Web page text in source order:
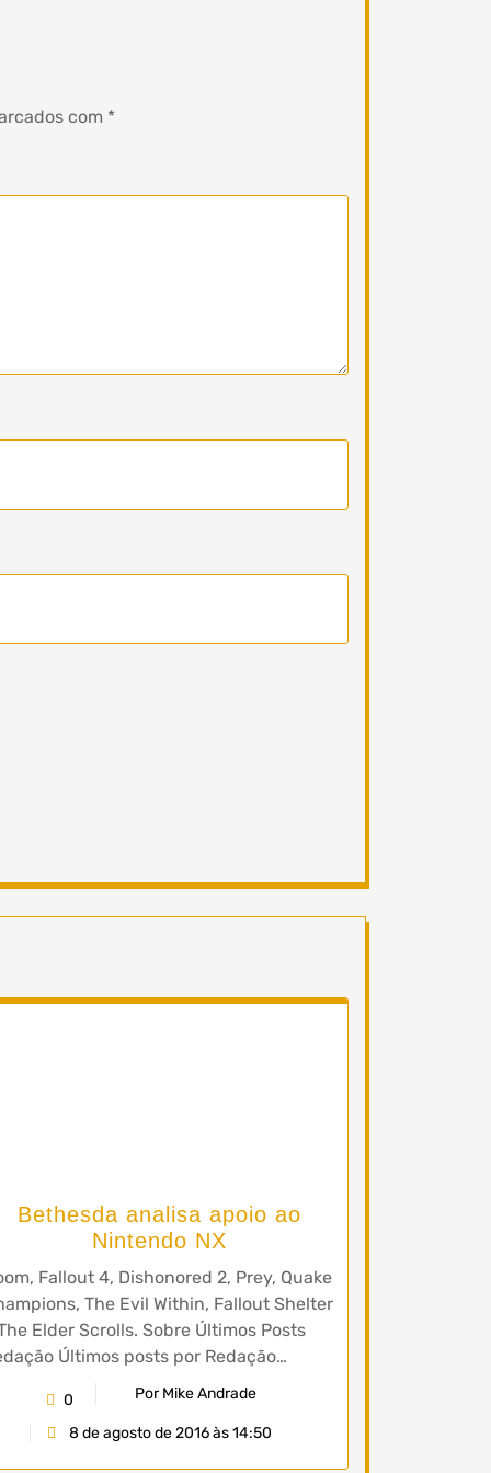
com *
Bethesda analisa apoio ao
Nintendo NX
Fallout 4, Dishonored 2, Prey, Quake
The Evil Within, Fallout Shelter
Elder Scrolls. Sobre Últimos Posts
Últimos posts por Redação…
0 Por Mike Andrade
8 de agosto de 2016 às 14:50